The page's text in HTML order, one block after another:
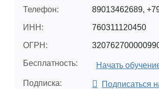
Телефон: 89013462689,
ИНН: 760311120450
ОГРН:
Бесплатность: Начать
Подписка: Подписаться